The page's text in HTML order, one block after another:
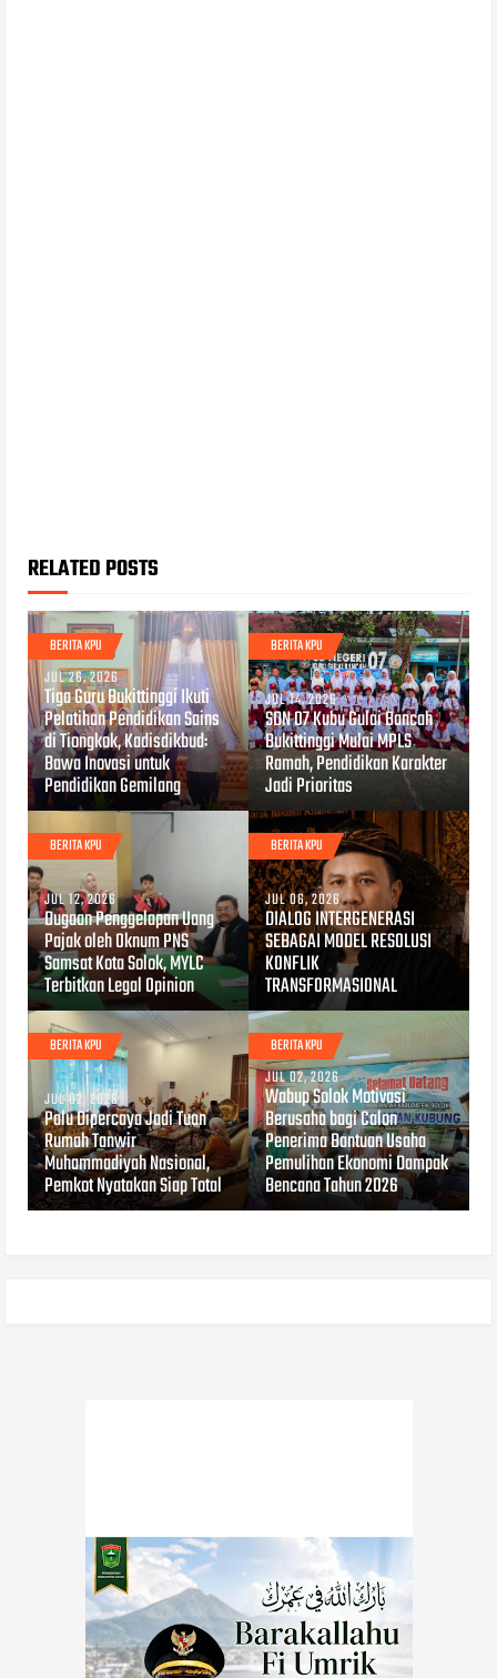
RELATED POSTS
BERITA KPU
JUL 26, 2026
Tiga Guru Bukittinggi Ikuti
Pelatihan Pendidikan Sains
di Tiongkok, Kadisdikbud:
Bawa Inovasi untuk
Pendidikan Gemilang
BERITA KPU
JUL 14, 2026
SDN 07 Kubu Gulai Bancah
Bukittinggi Mulai MPLS
Ramah, Pendidikan Karakter
Jadi Prioritas
BERITA KPU
JUL 12, 2026
Dugaan Penggelapan Uang
Pajak oleh Oknum PNS
Samsat Kota Solok, MYLC
Terbitkan Legal Opinion
BERITA KPU
JUL 06, 2026
DIALOG INTERGENERASI
SEBAGAI MODEL RESOLUSI
KONFLIK
TRANSFORMASIONAL
BERITA KPU
JUL 02, 2026
Palu Dipercaya Jadi Tuan
Rumah Tanwir
Muhammadiyah Nasional,
Pemkot Nyatakan Siap Total
BERITA KPU
JUL 02, 2026
Wabup Solok Motivasi
Berusaha bagi Calon
Penerima Bantuan Usaha
Pemulihan Ekonomi Dampak
Bencana Tahun 2026